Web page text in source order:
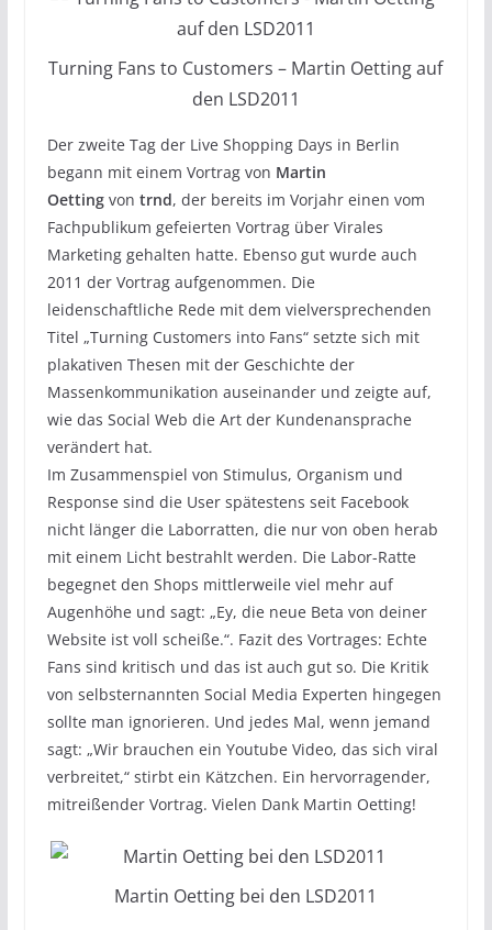
Turning Fans to Customers – Martin Oetting auf
den LSD2011
Der zweite Tag der Live Shopping Days in Berlin
begann mit einem Vortrag von Martin
Oettingvon trnd, der bereits im Vorjahr einen vom
Fachpublikum gefeierten Vortrag über Virales
Marketing gehalten hatte. Ebenso gut wurde auch
2011 der Vortrag aufgenommen. Die
leidenschaftliche Rede mit dem vielversprechenden
Titel „Turning Customers into Fans“ setzte sich mit
plakativen Thesen mit der Geschichte der
Massenkommunikation auseinander und zeigte auf,
wie das Social Web die Art der Kundenansprache
verändert hat.
Im Zusammenspiel von Stimulus, Organism und
Response sind die User spätestens seit Facebook
nicht länger die Laborratten, die nur von oben herab
mit einem Licht bestrahlt werden. Die Labor-Ratte
begegnet den Shops mittlerweile viel mehr auf
Augenhöhe und sagt: „Ey, die neue Beta von deiner
Website ist voll scheiße.“. Fazit des Vortrages: Echte
Fans sind kritisch und das ist auch gut so. Die Kritik
von selbsternannten Social Media Experten hingegen
sollte man ignorieren. Und jedes Mal, wenn jemand
sagt: „Wir brauchen ein Youtube Video, das sich viral
verbreitet,“ stirbt ein Kätzchen. Ein hervorragender,
mitreißender Vortrag. Vielen Dank Martin Oetting!
Martin Oetting bei den LSD2011